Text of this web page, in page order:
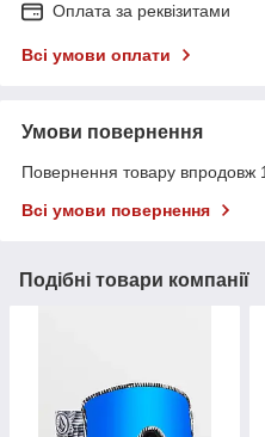
Оплата за реквізитами
Всі умови оплати
Умови повернення
Повернення товару впродовж
Всі умови повернення
Подібні товари компанії